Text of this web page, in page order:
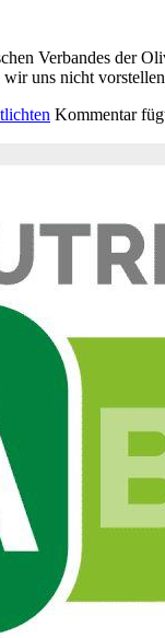
Verbandes der
uns nicht
Kommentar